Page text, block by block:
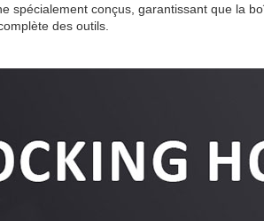
spécialement conçus, garantissant que la
des outils.